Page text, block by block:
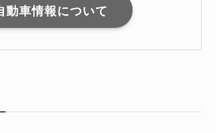
動車情報について